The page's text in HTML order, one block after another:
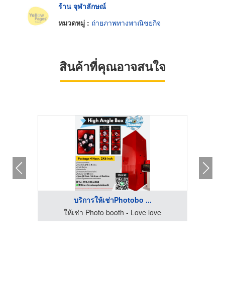
ร้าน จุฬาลักษณ์
หมวดหมู่ : ถ่ายภาพทางพาณิชยกิจ
สินค้าที่คุณอาจสนใจ
บริการให้เช่าPhotobo ...
ให้เช่า Photo booth - Love love